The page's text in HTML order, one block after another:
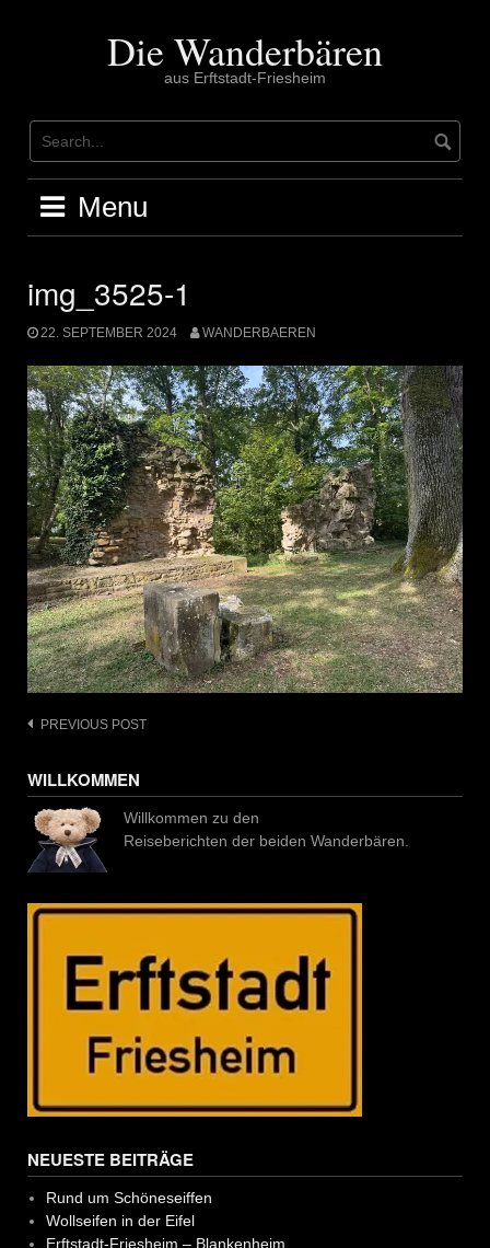
Die Wanderbären
aus Erftstadt-Friesheim
Menu
img_3525-1
22. SEPTEMBER 2024 WANDERBAEREN
Post
PREVIOUS POST
WILLKOMMEN
Willkommen zu den
Reiseberichten der beiden Wanderbären.
NEUESTE BEITRÄGE
Rund um Schöneseiffen
Wollseifen in der Eifel
Erftstadt-Friesheim – Blankenheim